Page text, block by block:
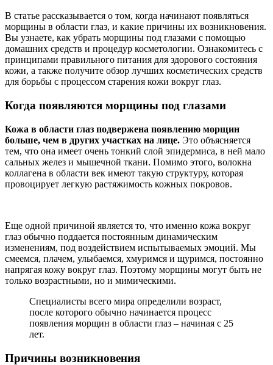
В статье рассказывается о том, когда начинают появляться
морщины в области глаз, и какие причины их возникновения.
Вы узнаете, как убрать морщины под глазами с помощью
домашних средств и процедур косметологии. Ознакомитесь с
принципами правильного питания для здорового состояния
кожи, а также получите обзор лучших косметических средств
для борьбы с процессом старения кожи вокруг глаз.
Когда появляются морщины под глазами
Кожа в области глаз подвержена появлению морщин
больше, чем в других участках на лице. Это объясняется
тем, что она имеет очень тонкий слой эпидермиса, в ней мало
сальных желез и мышечной ткани. Помимо этого, волокна
коллагена в области век имеют такую структуру, которая
провоцирует легкую растяжимость кожных покровов.
Еще одной причиной является то, что именно кожа вокруг
глаз обычно поддается постоянным динамическим
изменениям, под воздействием испытываемых эмоций. Мы
смеемся, плачем, улыбаемся, хмуримся и щуримся, постоянно
напрягая кожу вокруг глаз. Поэтому морщины могут быть не
только возрастными, но и мимическими.
Специалисты всего мира определили возраст,
после которого обычно начинается процесс
появления морщин в области глаз – начиная с 25
лет.
Причины возникновения